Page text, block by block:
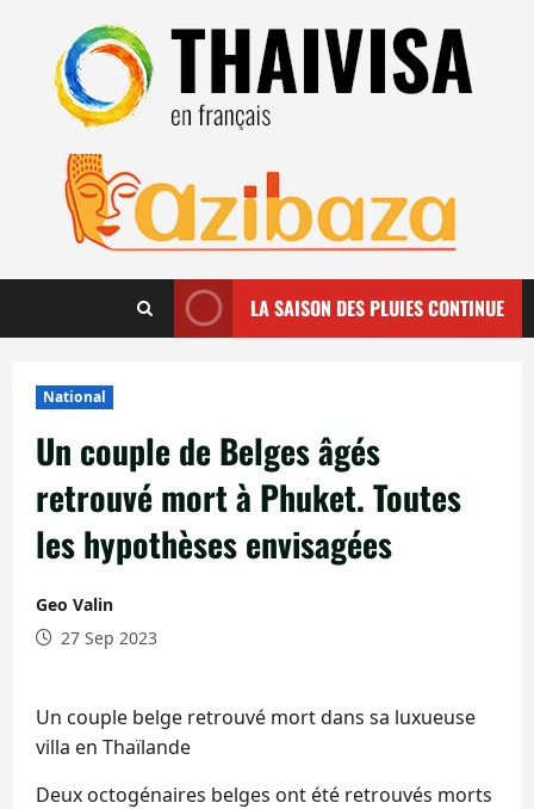
contenu
LA SAISON DES PLUIES CONTINUE
National
Un couple de Belges âgés
retrouvé mort à Phuket. Toutes
les hypothèses envisagées
Geo Valin
27 Sep 2023
Un couple belge retrouvé mort dans sa luxueuse
villa en Thaïlande
Deux octogénaires belges ont été retrouvés morts